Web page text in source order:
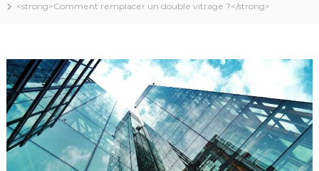
<strong>Comment remplacer un double vitrage ?</strong>